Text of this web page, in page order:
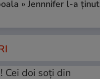
» Jennnifer l-a ținut